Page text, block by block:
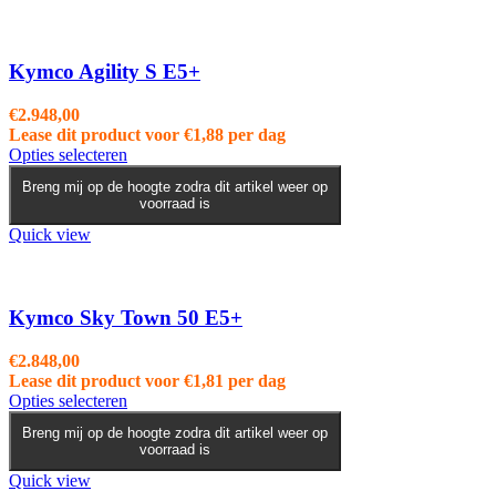
gekozen
worden
de
productpagina
Kymco Agility S E5+
€2.948,00
Lease dit product voor €1,88 per dag
Opties selecteren
product
heeft
meerdere
gekozen
worden
de
productpagina
Breng mij op de hoogte zodra dit artikel weer op
voorraad is
Quick view
Kymco Sky Town 50 E5+
€2.848,00
Lease dit product voor €1,81 per dag
Opties selecteren
product
heeft
meerdere
Breng mij op de hoogte zodra dit artikel weer op
voorraad is
Quick view